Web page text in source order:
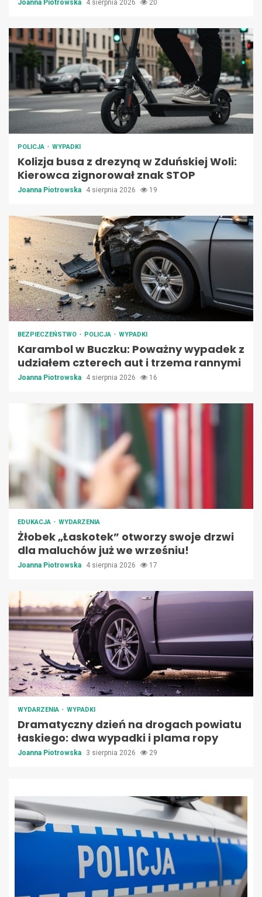
Joanna Piotrowska 4 sierpnia 2026 20
POLICJA WYPADKI
Kolizja busa z drezyną w Zduńskiej Woli:
Kierowca zignorował znak STOP
Joanna Piotrowska 4 sierpnia 2026 19
BEZPIECZEŃSTWO POLICJA WYPADKI
Karambol w Buczku: Poważny wypadek z
udziałem czterech aut i trzema rannymi
Joanna Piotrowska 4 sierpnia 2026 16
EDUKACJA WYDARZENIA
Żłobek „Łaskotek” otworzy swoje drzwi
dla maluchów już we wrześniu!
Joanna Piotrowska 4 sierpnia 2026 17
WYDARZENIA WYPADKI
Dramatyczny dzień na drogach powiatu
łaskiego: dwa wypadki i plama ropy
Joanna Piotrowska 3 sierpnia 2026 29